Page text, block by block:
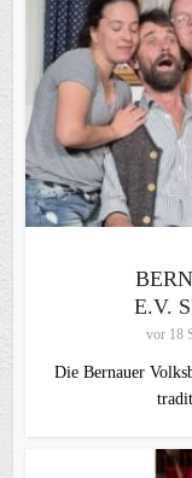
E.V.
vor 18
Die Bernauer